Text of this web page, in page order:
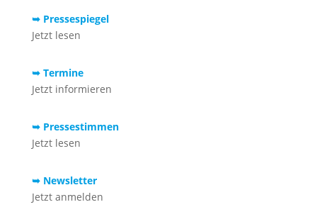
➥ Pressespiegel
Jetzt lesen
➥ Termine
Jetzt informieren
➥ Pressestimmen
Jetzt lesen
➥ Newsletter
Jetzt anmelden